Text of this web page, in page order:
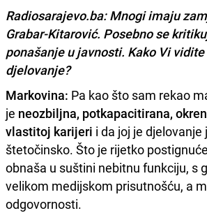
Radiosarajevo.ba: Mnogi imaju
Grabar-Kitarović. Posebno se
ponašanje u javnosti. Kako Vi
djelovanje?
Markovina: Pa kao što sam rekao
je neozbiljna, potkapacitirana,
vlastitoj karijeri i da joj je
štetočinsko. Što je rijetko
obnaša u suštini nebitnu funkciju, s
velikom medijskom prisutnošću, a
odgovornosti.